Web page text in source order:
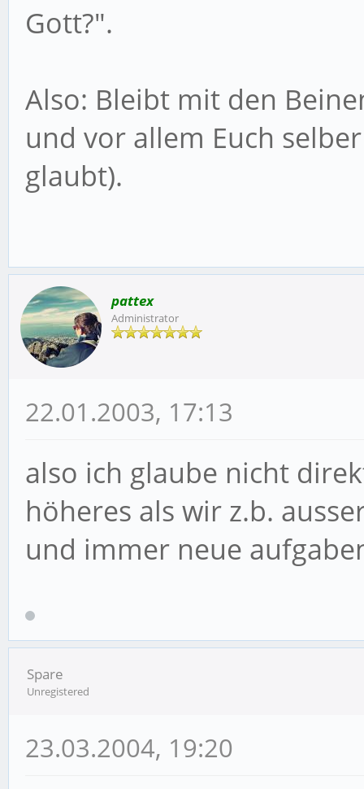
Gott?".
Also: Bleibt mit den
und vor allem Euch
glaubt).
pattex
Administrator
22.01.2003, 17:13
also ich glaube nicht
höheres als wir z.b.
und immer neue
Spare
Unregistered
23.03.2004, 19:20